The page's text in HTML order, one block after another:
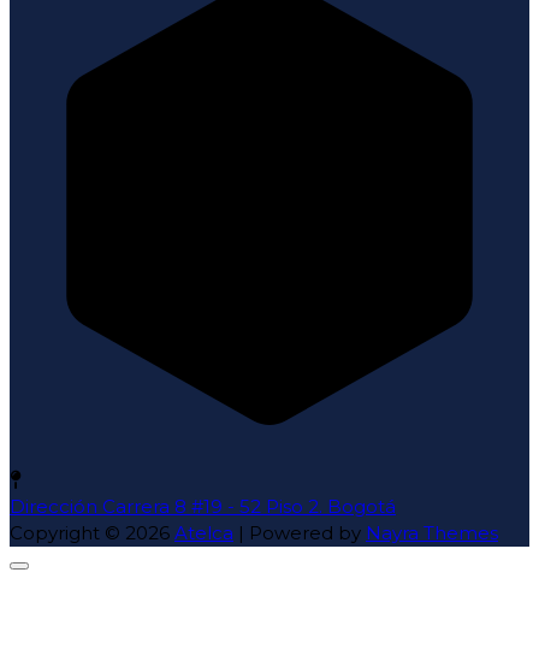
Dirección Carrera 8 #19 - 52 Piso 2. Bogotá
Copyright © 2026 Atelca | Powered by Nayra Themes